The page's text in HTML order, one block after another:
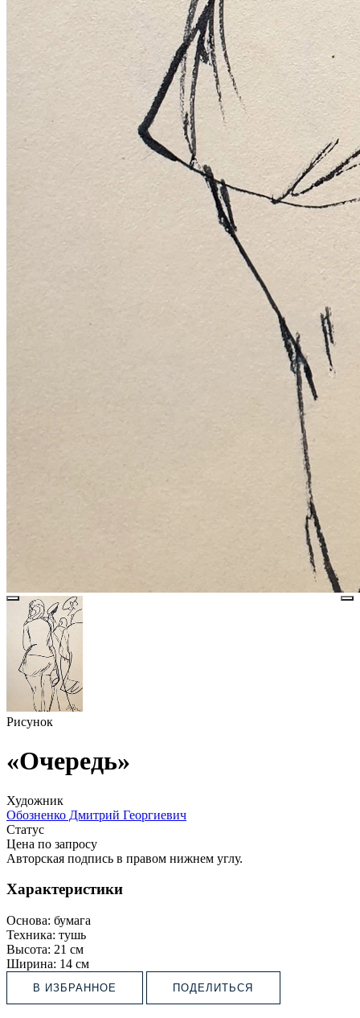
Рисунок
«Очередь»
Художник
Обозненко Дмитрий Георгиевич
Статус
Цена по запросу
Авторская подпись в правом нижнем углу.
Характеристики
Основа: бумага
Техника: тушь
Высота: 21 см
Ширина: 14 см
В ИЗБРАННОЕ ПОДЕЛИТЬСЯ